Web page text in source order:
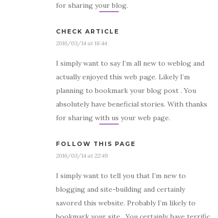
for sharing your blog.
CHECK ARTICLE
2016/03/14 at 18:44
I simply want to say I’m all new to weblog and
actually enjoyed this web page. Likely I’m
planning to bookmark your blog post . You
absolutely have beneficial stories. With thanks
for sharing with us your web page.
FOLLOW THIS PAGE
2016/03/14 at 22:49
I simply want to tell you that I’m new to
blogging and site-building and certainly
savored this website. Probably I’m likely to